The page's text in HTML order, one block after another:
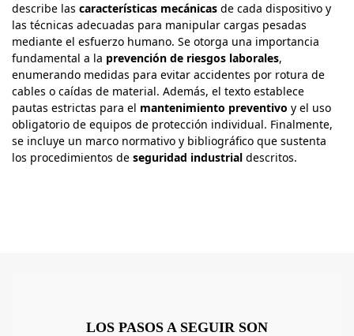
describe las características mecánicas de cada dispositivo y
las técnicas adecuadas para manipular cargas pesadas
mediante el esfuerzo humano. Se otorga una importancia
fundamental a la prevención de riesgos laborales,
enumerando medidas para evitar accidentes por rotura de
cables o caídas de material. Además, el texto establece
pautas estrictas para el mantenimiento preventivo y el uso
obligatorio de equipos de protección individual. Finalmente,
se incluye un marco normativo y bibliográfico que sustenta
los procedimientos de seguridad industrial descritos.
LOS PASOS A SEGUIR SON